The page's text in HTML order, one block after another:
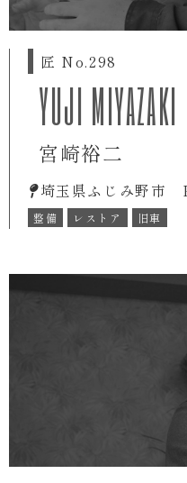
匠 No.298
YUJI MIYAZAKI
宮崎裕二
埼玉県ふじみ野市
整備 レストア 旧車